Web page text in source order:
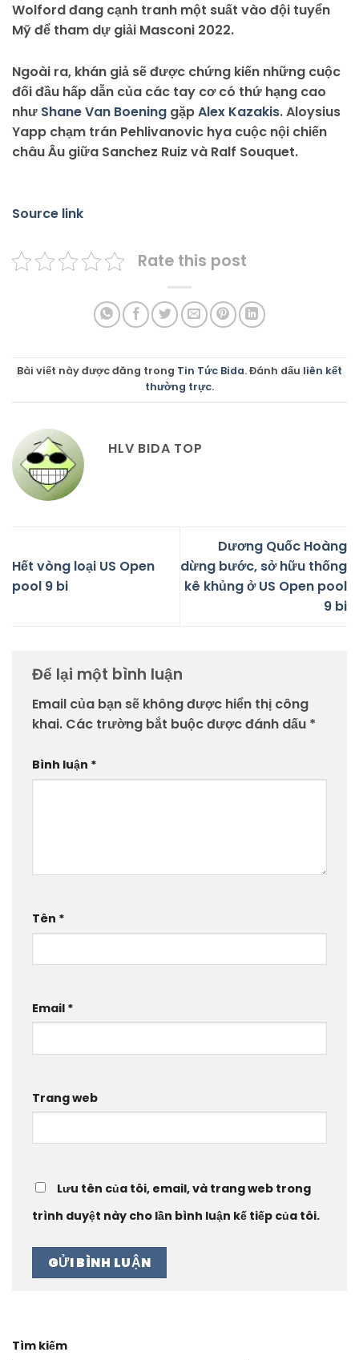
Wolford đang cạnh tranh một suất vào đội tuyển
Mỹ để tham dự giải Masconi 2022.
Ngoài ra, khán giả sẽ được chứng kiến những cuộc
đối đầu hấp dẫn của các tay cơ có thứ hạng cao
như Shane Van Boening gặpAlex Kazakis. Aloysius
Yapp chạm trán Pehlivanovic hya cuộc nội chiến
châu Âu giữa Sanchez Ruiz và Ralf Souquet.
Source link
Rate this post
Bài viết này được đăng trong Tin Tức Bida. Đánh dấu liên kết
thường trực.
HLV BIDA TOP
Hết vòng loại US Open
pool 9 bi
Dương Quốc Hoàng
dừng bước, sở hữu thống
kê khủng ở US Open pool
9 bi
Để lại một bình luận
Email của bạn sẽ không được hiển thị công
khai. Các trường bắt buộc được đánh dấu *
Bình luận *
Tên *
Email *
Trang web
Lưu tên của tôi, email, và trang web trong
trình duyệt này cho lần bình luận kế tiếp của tôi.
Tìm kiếm